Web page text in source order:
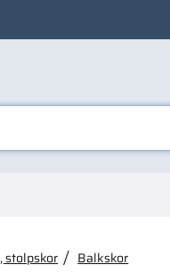
stolpskor Balkskor